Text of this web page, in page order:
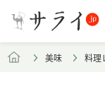
美味 料理